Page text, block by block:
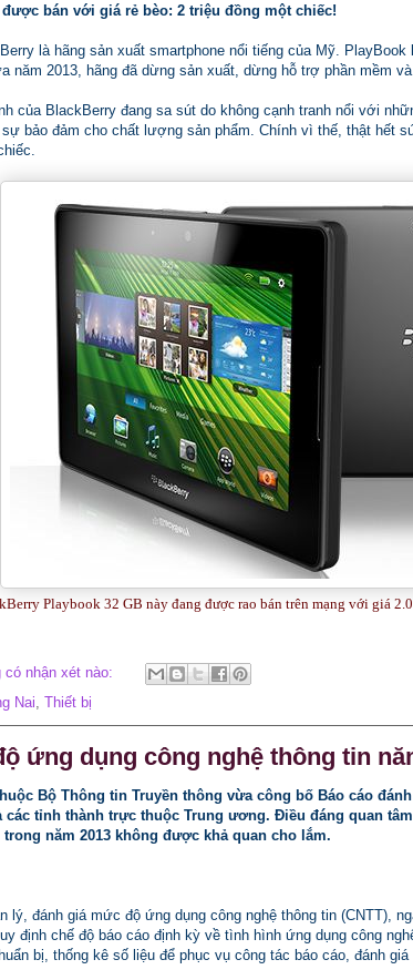
bán với giá rẻ bèo: 2 triệu đồng một chiếc!
là hãng sản xuất smartphone nổi tiếng của Mỹ.
năm 2013, hãng đã dừng sản xuất, dừng hỗ trợ phần mềm
của BlackBerry đang sa sút do không cạnh tranh nổi với
sự bảo đảm cho chất lượng sản phẩm. Chính vì thế, thật hết
Playbook 32 GB này đang được rao bán trên mạng với giá
có nhận xét nào:
Nai Thiết bị
ứng dụng công nghệ thông tin
Bộ Thông tin Truyền thông vừa công bố Báo cáo
các tỉnh thành trực thuộc Trung ương. Điều đáng quan
năm 2013 không được khả quan cho lắm.
lý, đánh giá mức độ ứng dụng công nghệ thông tin (CNTT),
định chế độ báo cáo định kỳ về tình hình ứng dụng công
bị, thống kê số liệu để phục vụ công tác báo cáo, đánh